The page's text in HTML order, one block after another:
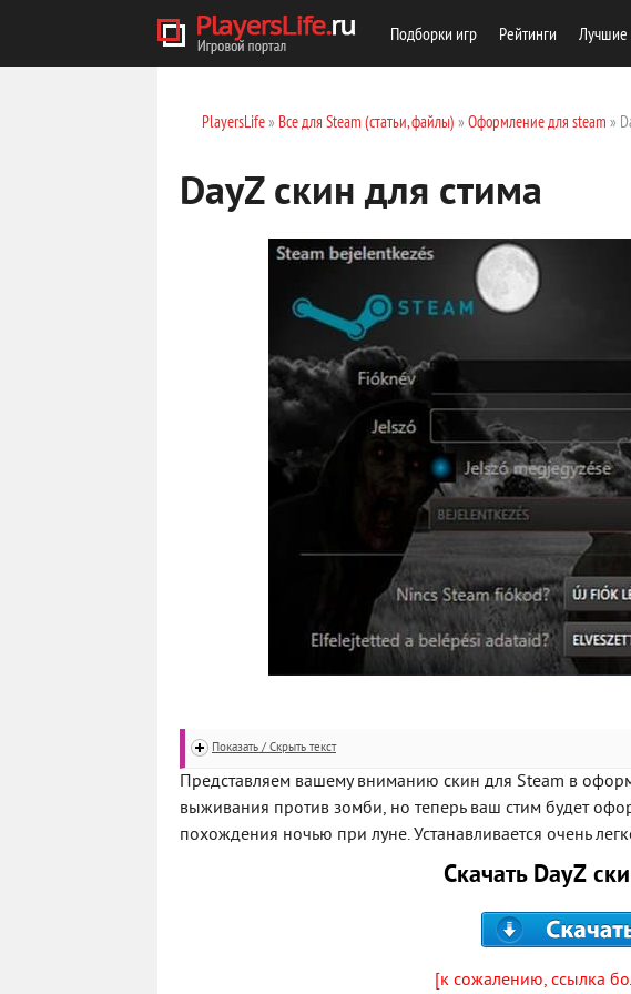
Подборки игр Рейтинги
PlayersLife» Все для Steam (статьи, файлы) » Оформление для steam »
DayZ скин для стима
Показать / Скрыть текст
Представляем вашему вниманию скин для Steam в
выживания против зомби, но теперь ваш стим будет
похождения ночью при луне. Устанавливается очень
Скачать DayZ
[к сожалению, ссылка